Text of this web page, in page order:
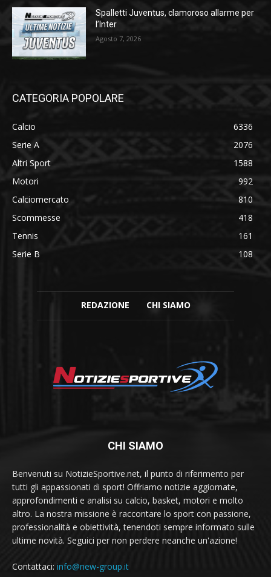
Spalletti Juventus, clamoroso allarme per
l’Inter
Agosto 7, 2026
CATEGORIA POPOLARE
Calcio
6336
Serie A
2076
Altri Sport
1588
Motori
992
Calciomercato
810
Scommesse
418
Tennis
161
Serie B
108
REDAZIONE CHI SIAMO
CHI SIAMO
Benvenuti su NotizieSportive.net, il punto di riferimento per
tutti gli appassionati di sport! Offriamo notizie aggiornate,
approfondimenti e analisi su calcio, basket, motori e molto
altro. La nostra missione è raccontare lo sport con passione,
professionalità e obiettività, tenendoti sempre informato sulle
ultime novità. Seguici per non perdere neanche un'azione!
Contattaci: info@new-group.it